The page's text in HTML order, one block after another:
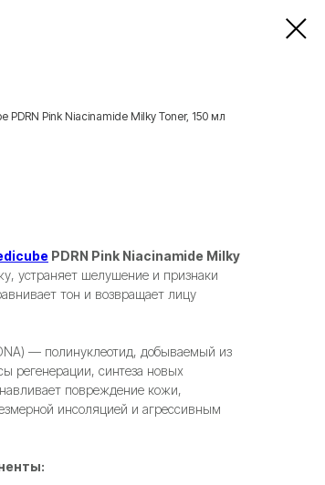
Pink Niacinamide Milky Toner, 150 мл
PDRN Pink Niacinamide Milky
устраняет шелушение и признаки
тон и возвращает лицу
— полинуклеотид, добываемый из
регенерации, синтеза новых
повреждение кожи,
инсоляцией и агрессивным